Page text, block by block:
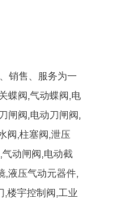
销售、服务为一
蝶阀,气动蝶阀,电
闸阀,电动刀闸阀,
阀,柱塞阀,泄压
动闸阀,电动截
,液压气动元器件,
,楼宇控制阀,工业